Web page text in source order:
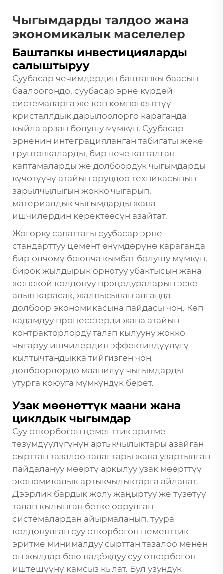
Чыгымдарды талдоо жана
экономикалык маселелер
Баштапкы инвестицияларды
салыштыруу
Суубасар чечимдердин баштапкы баасын
баалоогондо, суубасар эрне күрдөй
системаларга же көп компоненттүү
кристаллдык дарылоолорго караганда
кыйла арзан болушу мүмкүн. Суубасар
эрненин интеграцияланган табигаты жеке
грунтовкаларды, бир нече катталган
каптамаларды же долбоордук чыгымдарды
күчөтүүчү атайын орундоо техникасынын
зарылчылыгын жокко чыгарып,
материалдык чыгымдарды жана
ишчилердин керектөөсүн азайтат.
Жогорку сапаттагы суубасар эрне
стандарттуу цемент өнүмдөрүнө караганда
бир өлчөмү боюнча кымбат болушу мүмкүн,
бирок жылдырык орнотуу убактысын жана
жөнөкөй колдонуу процедураларын эске
алып карасак, жалпысынан алганда
долбоор экономикасына пайдасы чоң. Көп
кадамдуу процесстерди жана атайын
контракторлорду талап кылууну жокко
чыгаруу ишчилердин эффективдүүлүгү
кылтычтандыкка тийгизген чоң
долбоорлордо маанилүү чыгымдарды
утурга коюуга мүмкүндүк берет.
Узак мөөнөттүк маани жана
циклдык чыгымдар
Суу өткөрбөгөн цементтик эритме
төзүмдүүлүгүнүн артыкчылыктары азайган
сырттан тазалоо талаптары жана узартылган
пайдалануу мөөртү аркылуу узак мөөрттүү
экономикалык артыкчылыктарга айланат.
Дээрлик бардык жолу жаңыртуу же түзөтүү
талап кылынган бетке оорулган
системалардан айырмаланып, туура
колдонулган суу өткөрбөгөн цементтик
эритме минималдуу сырттан тазалоо менен
он жылдар бою надёждуу суу өткөрбөгөн
иштешүүнү камсыз кылат. Бул узундук